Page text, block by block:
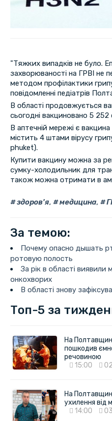
"Тяжких випадків не було.
захворюваності на ГРВІ не
методом профілактики
повідомленні педіатрів
В області продовжується
сьогодні вакциновано 5
В аптечній мережі є
містить 4 штами вірусу
phuket).
Купити вакцину можна за
сумку-холодильник для
також можна отримати в
здоров'я, медицина,
За темою:
Почему опасно дышать
ротовую полость
За рік в області
онкохворих
В області знову
Топ-5 за
На
пошкодив
речовиною
15:00
На
ухилення від
14:00